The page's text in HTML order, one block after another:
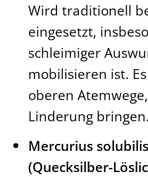
Wird traditionell
eingesetzt,
schleimiger
mobilisieren ist.
oberen
Linderung bringen.
Mercurius
(Quecksilber-